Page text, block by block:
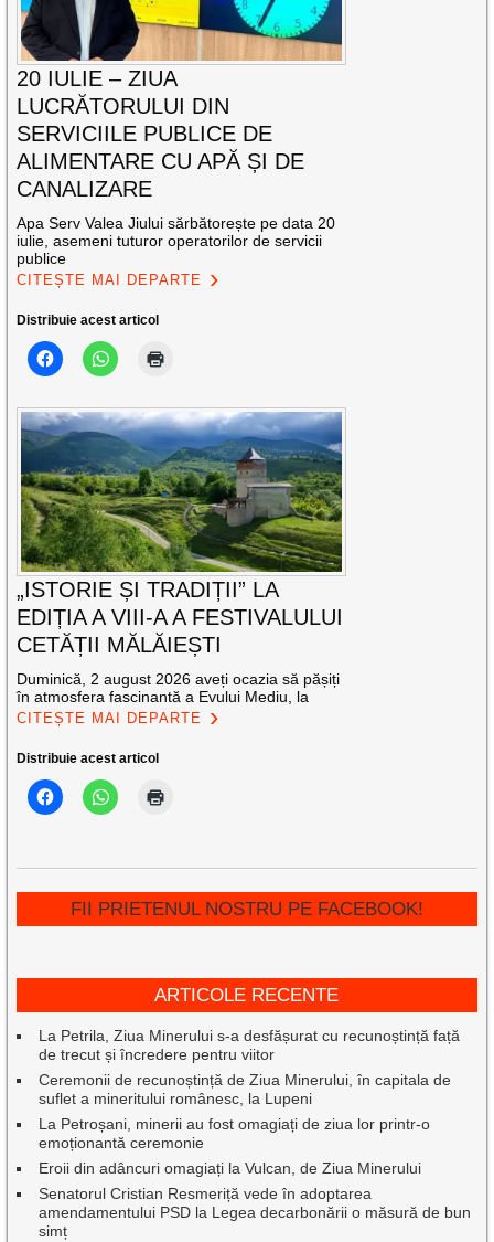
20 IULIE – ZIUA
LUCRĂTORULUI DIN
SERVICIILE PUBLICE DE
ALIMENTARE CU APĂ ȘI DE
CANALIZARE
Apa Serv Valea Jiului sărbătorește pe data 20
iulie, asemeni tuturor operatorilor de servicii
publice
CITEȘTE MAI DEPARTE
Distribuie acest articol
„ISTORIE ȘI TRADIȚII” LA
EDIȚIA A VIII-A A FESTIVALULUI
CETĂȚII MĂLĂIEȘTI
Duminică, 2 august 2026 aveți ocazia să pășiți
în atmosfera fascinantă a Evului Mediu, la
CITEȘTE MAI DEPARTE
Distribuie acest articol
FII PRIETENUL NOSTRU PE FACEBOOK!
ARTICOLE RECENTE
La Petrila, Ziua Minerului s-a desfășurat cu recunoștință față
de trecut și încredere pentru viitor
Ceremonii de recunoștință de Ziua Minerului, în capitala de
suflet a mineritului românesc, la Lupeni
La Petroșani, minerii au fost omagiați de ziua lor printr-o
emoționantă ceremonie
Eroii din adâncuri omagiați la Vulcan, de Ziua Minerului
Senatorul Cristian Resmeriță vede în adoptarea
amendamentului PSD la Legea decarbonării o măsură de bun
simț